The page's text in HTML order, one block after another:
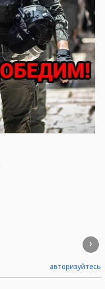
›
авторизуйтесь